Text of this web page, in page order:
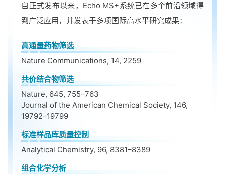
自正式发布以来，Echo MS+系统已在多个前沿领域得
到广泛应用，并发表于多项国际高水平研究成果：
高通量药物筛选
Nature Communications, 14, 2259
共价结合物筛选
Nature, 645, 755–763
Journal of the American Chemical Society, 146,
19792–19799
标准样品库质量控制
Analytical Chemistry, 96, 8381–8389
组合化学分析